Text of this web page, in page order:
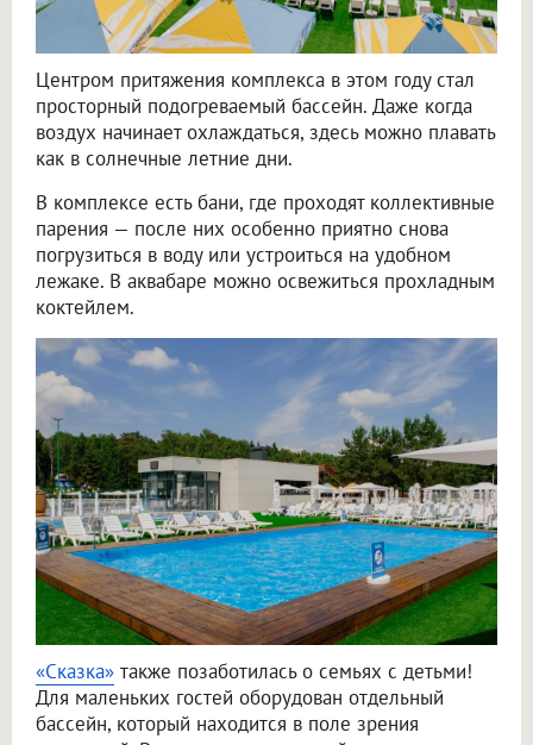
Центром притяжения комплекса в этом году стал
просторный подогреваемый бассейн. Даже когда
воздух начинает охлаждаться, здесь можно плавать
как в солнечные летние дни.
В комплексе есть бани, где проходят коллективные
парения — после них особенно приятно снова
погрузиться в воду или устроиться на удобном
лежаке. В аквабаре можно освежиться прохладным
коктейлем.
«Сказка» также позаботилась о семьях с детьми!
Для маленьких гостей оборудован отдельный
бассейн, который находится в поле зрения